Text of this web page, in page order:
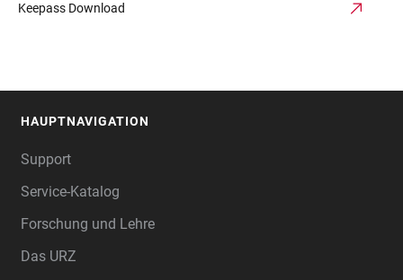
Keepass Download
HAUPTNAVIGATION
Support
Service-Katalog
Forschung und Lehre
Das URZ